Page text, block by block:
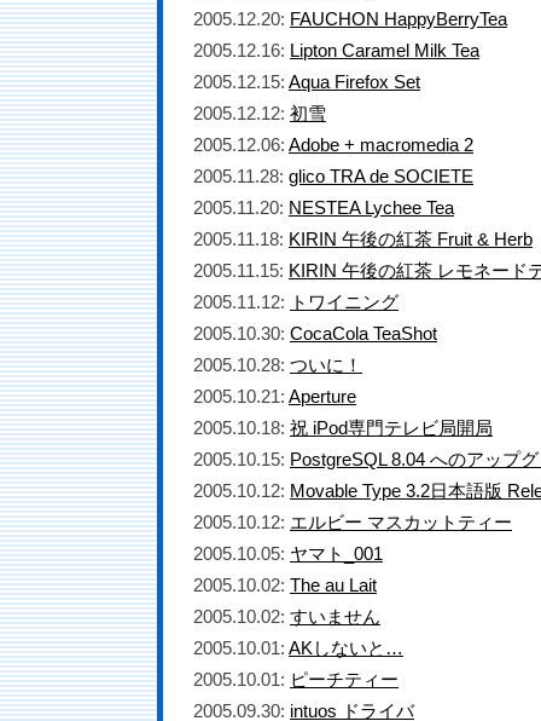
2005.12.20: FAUCHON HappyBerryTea
2005.12.16: Lipton Caramel Milk Tea
2005.12.15: Aqua Firefox Set
2005.12.12: 初雪
2005.12.06: Adobe + macromedia 2
2005.11.28: glico TRA de SOCIETE
2005.11.20: NESTEA Lychee Tea
2005.11.18: KIRIN 午後の紅茶 Fruit & Herb
2005.11.15: KIRIN 午後の紅茶 レモネード
2005.11.12: トワイニング
2005.10.30: CocaCola TeaShot
2005.10.28: ついに！
2005.10.21: Aperture
2005.10.18: 祝 iPod専門テレビ局開局
2005.10.15: PostgreSQL 8.04 へのアップ
2005.10.12: Movable Type 3.2日本語版
2005.10.12: エルビー マスカットティー
2005.10.05: ヤマト_001
2005.10.02: The au Lait
2005.10.02: すいません
2005.10.01: AKしないと…
2005.10.01: ピーチティー
2005.09.30: intuos ドライバ